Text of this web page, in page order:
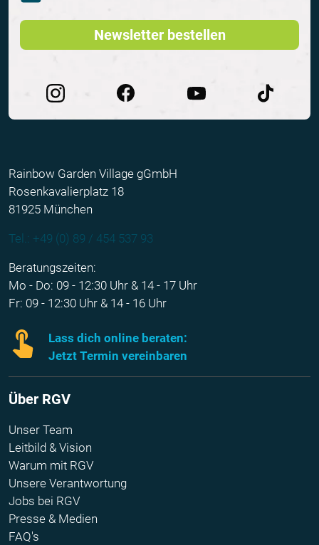
Newsletter bestellen
Rainbow Garden Village gGmbH
Rosenkavalierplatz 18
81925 München
Tel.: +49 (0) 89 / 454 537 93
Beratungszeiten:
Mo - Do: 09 - 12:30 Uhr & 14 - 17 Uhr
Fr: 09 - 12:30 Uhr & 14 - 16 Uhr
Lass dich online beraten:
Jetzt Termin vereinbaren
Über RGV
Unser Team
Leitbild & Vision
Warum mit RGV
Unsere Verantwortung
Jobs bei RGV
Presse & Medien
FAQ's